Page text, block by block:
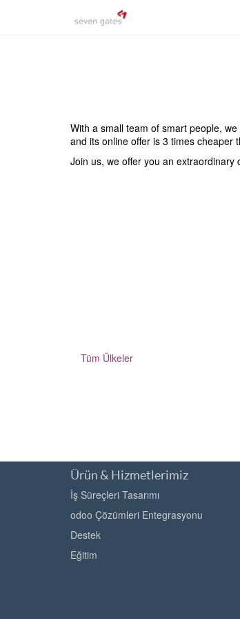
With a small team of smart people,
and its online offer is 3 times cheaper
Join us, we offer you an
Tüm Ülkeler
Ürün & Hizmetlerimiz
İş Süreçleri Tasarımı
odoo Çözümleri Entegrasyonu
Destek
Eğitim